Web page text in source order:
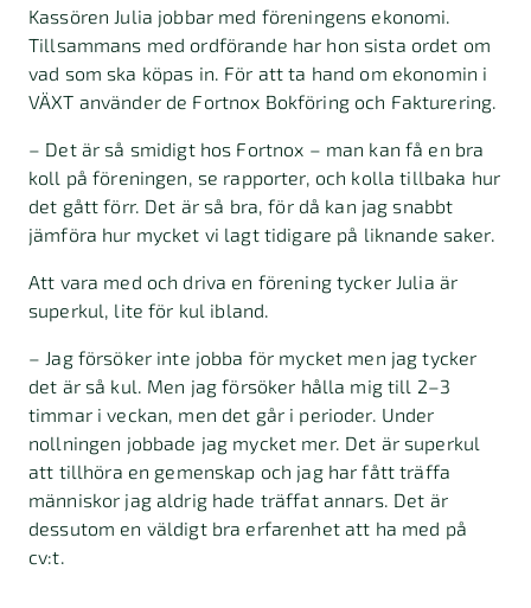
Kassören Julia jobbar med föreningens ekonomi.
Tillsammans med ordförande har hon sista ordet om
vad som ska köpas in. För att ta hand om ekonomin i
VÄXT använder de Fortnox Bokföring och Fakturering.
– Det är så smidigt hos Fortnox – man kan få en bra
koll på föreningen, se rapporter, och kolla tillbaka hur
det gått förr. Det är så bra, för då kan jag snabbt
jämföra hur mycket vi lagt tidigare på liknande saker.
Att vara med och driva en förening tycker Julia är
superkul, lite för kul ibland.
– Jag försöker inte jobba för mycket men jag tycker
det är så kul. Men jag försöker hålla mig till 2–3
timmar i veckan, men det går i perioder. Under
nollningen jobbade jag mycket mer. Det är superkul
att tillhöra en gemenskap och jag har fått träffa
människor jag aldrig hade träffat annars. Det är
dessutom en väldigt bra erfarenhet att ha med på
cv:t.